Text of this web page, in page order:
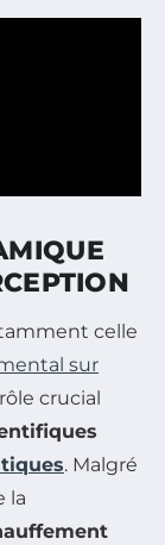
celle
sur
crucial
. Malgré
la